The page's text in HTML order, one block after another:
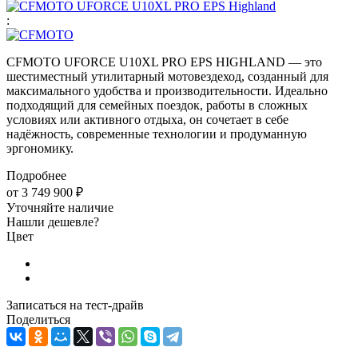
:
CFMOTO UFORCE U10XL PRO EPS HIGHLAND — это
шестиместный утилитарный мотовездеход, созданный для
максимального удобства и производительности. Идеально
подходящий для семейных поездок, работы в сложных
условиях или активного отдыха, он сочетает в себе
надёжность, современные технологии и продуманную
эргономику.
Подробнее
от 3 749 900 ₽
Уточняйте наличие
Нашли дешевле?
Цвет
Записаться на тест-драйв
Поделиться